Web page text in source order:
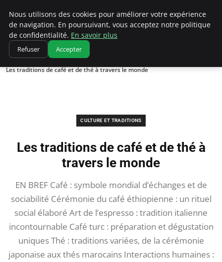
Correze Co
Accueil
Culture et traditions
Les traditions de café et de thé à travers le monde
CULTURE ET TRADITIONS
Les traditions de café et de thé à
travers le monde
EN BREF Café : symbole mondial d’échanges et de
sociabilité Cérémonie du café éthiopienne : un rituel
social élaboré Art de l’espresso : tradition italienne
incontournable Café turc : préparation et dégustation
uniques Thé : traditions variées, de la cérémonie
japonaise aux thés marocains Interactions humaines :
Nous utilisons des cookies pour améliorer votre expérience
de navigation. En poursuivant, vous acceptez notre politique
de confidentialité. En savoir plus
Refuser Accepter